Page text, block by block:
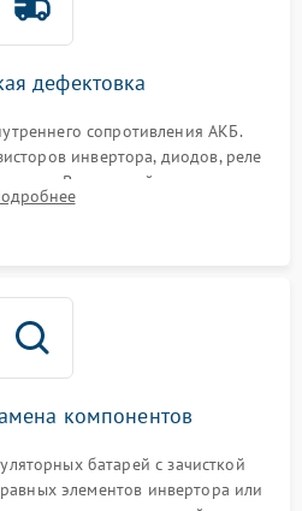
дефектовка
сопротивления АКБ.
инвертора, диодов, реле
Визуальный поиск вздутых
на печатной плате.
компонентов
батарей с зачисткой
элементов инвертора или